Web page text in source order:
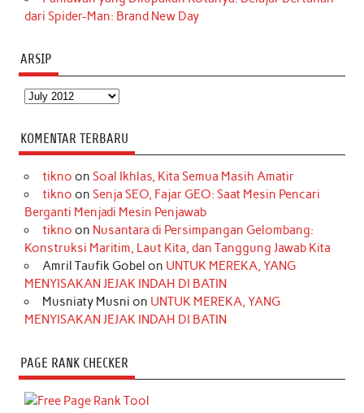
dari Spider-Man: Brand New Day
ARSIP
Arsip
KOMENTAR TERBARU
tikno on Soal Ikhlas, Kita Semua Masih Amatir
tikno on Senja SEO, Fajar GEO: Saat Mesin Pencari
Berganti Menjadi Mesin Penjawab
tikno on Nusantara di Persimpangan Gelombang:
Konstruksi Maritim, Laut Kita, dan Tanggung Jawab Kita
Amril Taufik Gobel on UNTUK MEREKA, YANG
MENYISAKAN JEJAK INDAH DI BATIN
Musniaty Musni on UNTUK MEREKA, YANG
MENYISAKAN JEJAK INDAH DI BATIN
PAGE RANK CHECKER